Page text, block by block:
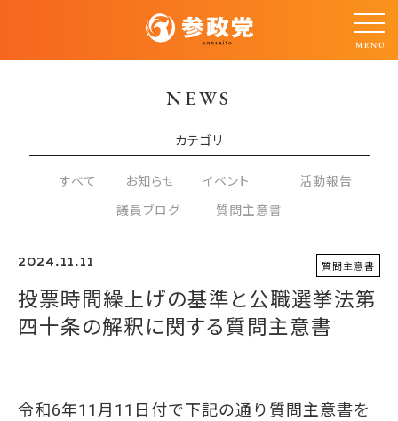
NEWS
カテゴリ
すべて お知らせ イベント
活動報告
議員ブログ
質問主意書
2024.11.11 質問主意書
投票時間繰上げの基準と公職選挙法第
四十条の解釈に関する質問主意書
令和6年11月11日付で下記の通り質問主意書を